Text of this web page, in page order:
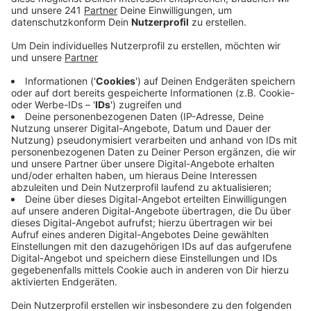
Veröffentlicht:Dienstag, 10.09.2019 06:32
Es sei noch nicht lange her, da seien per Aufkleber an
den Scheiben der KVB-Linie 4 von anderen
Krankenhäusern Prämien für Hebammen ausgerufen
worden, so ein Sprecher des Klinikums. Zwischen
10.000 und 24.000 Euro würden die Konkurrenten
zahlen, um eine Hebamme von einem Krankenhaus
abzuwerben und sie auf zwei Jahre zu verpflichten.
Das Klinikum Leverkusen will von diesen Praktiken
nichts wissen: Das sei den langjährigen Mitarbeitern
gegenüber unmoralisch, heißt es. Aktuell arbeiten im